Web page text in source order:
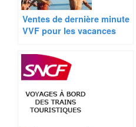
Ventes de dernière minute
VVF pour les vacances